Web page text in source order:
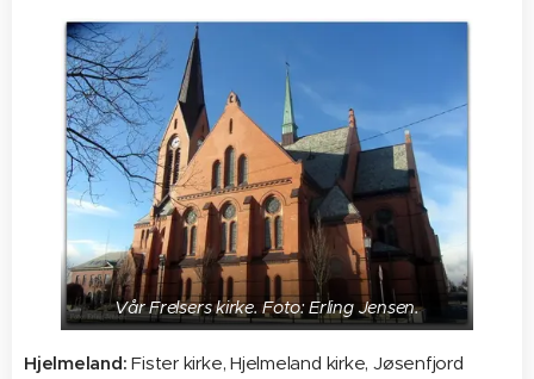
Vår Frelsers kirke. Foto: Erling Jensen.
Hjelmeland:Fister kirke, Hjelmeland kirke, Jøsenfjord